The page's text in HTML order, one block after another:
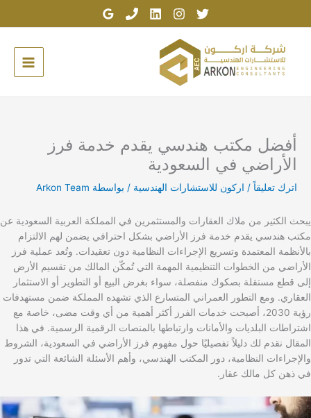
أفضل مكتب هندسي يقدم خدمة فرز
الأراضي في السعودية
اترك تعليقاً / اركون للاستشارات الهندسية / بواسطة Arkon Team
يبحث الكثير من ملاك العقارات والمستثمرين في المملكة العربية السعودية عن
مكتب هندسي يقدم خدمة فرز الأراضي بشكل احترافي يضمن لهم الالتزام
بالأنظمة المعتمدة وتسريع الإجراءات النظامية دون تعقيدات. وتُعد عملية فرز
الأراضي من الخطوات التنظيمية المهمة التي تُمكّن المالك من تقسيم الأرض
إلى قطع مستقلة بصكوك منفصلة، سواء بغرض البيع أو التطوير أو الاستثمار
العقاري. ومع التطور العمراني المتسارع الذي تشهده المملكة ضمن مستهدفات
رؤية 2030، أصبحت خدمات الفرز أكثر أهمية من أي وقت مضى، خاصة مع
اشتراطات البلديات والأمانات وارتباطها بالمنصات الرقمية الرسمية. في هذا
المقال نقدم لك دليلاً تفصيليًا حول مفهوم فرز الأراضي في السعودية، الشروط
والإجراءات النظامية، دور المكتب الهندسي، وأهم الأسئلة الشائعة التي تدور
في ذهن كل مالك عقار.